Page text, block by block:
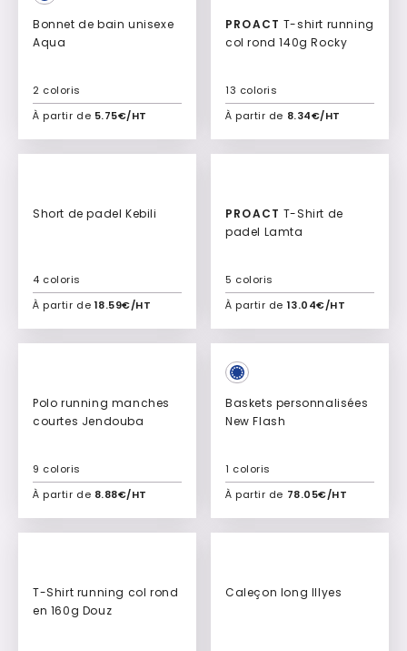
Bonnet de bain unisexe
Aqua
À partir de 5.75€/HT
2 coloris
Ajouter à mon devis
PROACT
col rond 140g Rocky
À partir de 8.34€/HT
13 coloris
Ajouter à mon devis
Short de padel Kebili
À partir de 18.59€/HT
4 coloris
Ajouter à mon devis
PROACT
padel Lamta
À partir de 13.04€/HT
5 coloris
Ajouter à mon devis
Polo running manches
courtes Jendouba
À partir de 8.88€/HT
9 coloris
Ajouter à mon devis
Baskets personnalisées
New Flash
À partir de 78.05€/HT
1 coloris
Ajouter à mon devis
T-Shirt running col rond
en 160g Douz
Caleçon long Illyes